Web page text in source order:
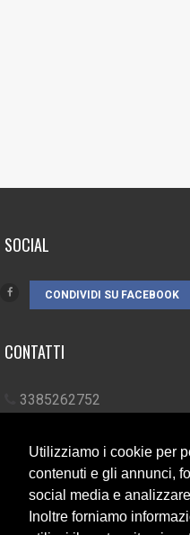
Utilizziamo i cookie per
contenuti e gli annunci,
social media e
Inoltre forniamo
SOCIAL
CONDIVIDI SU FACEBOOK
CONTATTI
3385262752